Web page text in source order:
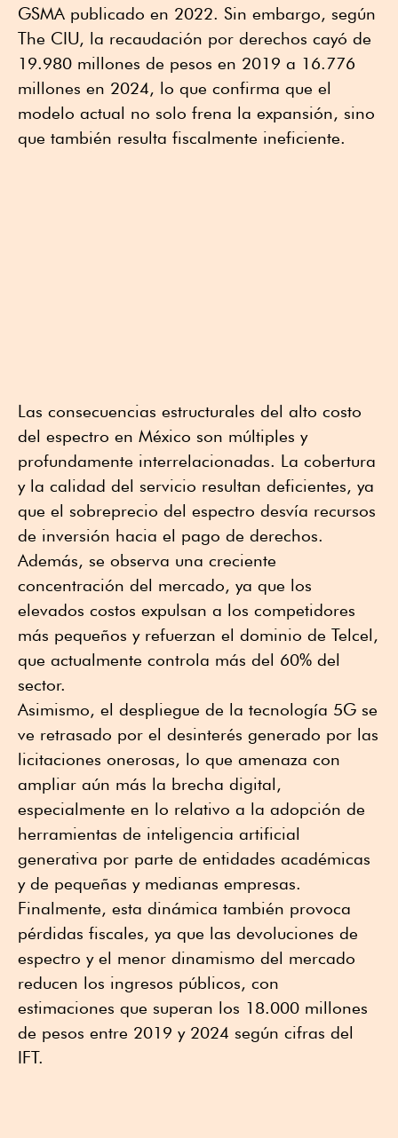
GSMA publicado en 2022. Sin embargo, según
The CIU, la recaudación por derechos cayó de
19.980 millones de pesos en 2019 a 16.776
millones en 2024, lo que confirma que el
modelo actual no solo frena la expansión, sino
que también resulta fiscalmente ineficiente.
Las consecuencias estructurales del alto costo
del espectro en México son múltiples y
profundamente interrelacionadas. La cobertura
y la calidad del servicio resultan deficientes, ya
que el sobreprecio del espectro desvía recursos
de inversión hacia el pago de derechos.
Además, se observa una creciente
concentración del mercado, ya que los
elevados costos expulsan a los competidores
más pequeños y refuerzan el dominio de Telcel,
que actualmente controla más del 60% del
sector.
Asimismo, el despliegue de la tecnología 5G se
ve retrasado por el desinterés generado por las
licitaciones onerosas, lo que amenaza con
ampliar aún más la brecha digital,
especialmente en lo relativo a la adopción de
herramientas de inteligencia artificial
generativa por parte de entidades académicas
y de pequeñas y medianas empresas.
Finalmente, esta dinámica también provoca
pérdidas fiscales, ya que las devoluciones de
espectro y el menor dinamismo del mercado
reducen los ingresos públicos, con
estimaciones que superan los 18.000 millones
de pesos entre 2019 y 2024 según cifras del
IFT.